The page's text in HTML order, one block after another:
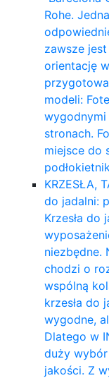
Rohe.
zawsze
orientację
modeli:
wygodnymi
stronach.
miejsce do
KRZESŁA,
do jadalni:
Krzesła do
niezbędne.
chodzi o
wspólną
krzesła do
wygodne,
Dlatego w
duży
jakości. Z